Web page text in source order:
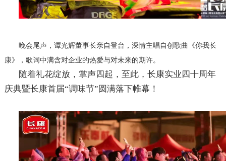
晚会尾声，谭光辉董事长亲自登台，深情主唱自创歌曲《你我长
康》，歌词中满含对企业的热爱与对未来的期许。
随着礼花绽放，掌声四起，至此，长康实业四十周年
庆典暨长康首届“调味节”圆满落下帷幕！